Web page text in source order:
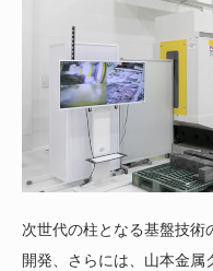
次世代の柱となる基盤技術
開発、さらには、山本金